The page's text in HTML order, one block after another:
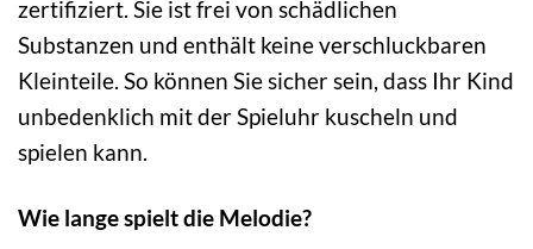
zertifiziert. Sie ist frei von schädlichen
Substanzen und enthält keine verschluckbaren
Kleinteile. So können Sie sicher sein, dass Ihr Kind
unbedenklich mit der Spieluhr kuscheln und
spielen kann.
Wie lange spielt die Melodie?